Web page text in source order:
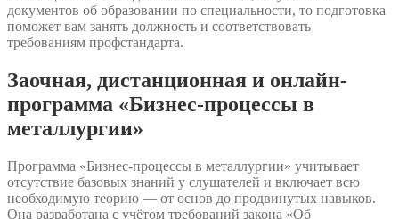
документов об образовании по специальности, то подготовка
поможет вам занять должность и соответствовать
требованиям профстандарта.
Заочная, дистанционная и онлайн-
программа «Бизнес-процессы в
металлургии»
Программа «Бизнес-процессы в металлургии» учитывает
отсутствие базовых знаний у слушателей и включает всю
необходимую теорию — от основ до продвинутых навыков.
Она разработана с учётом требований закона «Об